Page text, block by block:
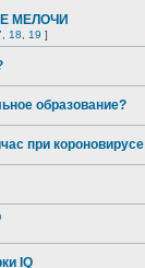
МЕЛОЧИ
18 19 ]
образование?
при короновирусе
IQ